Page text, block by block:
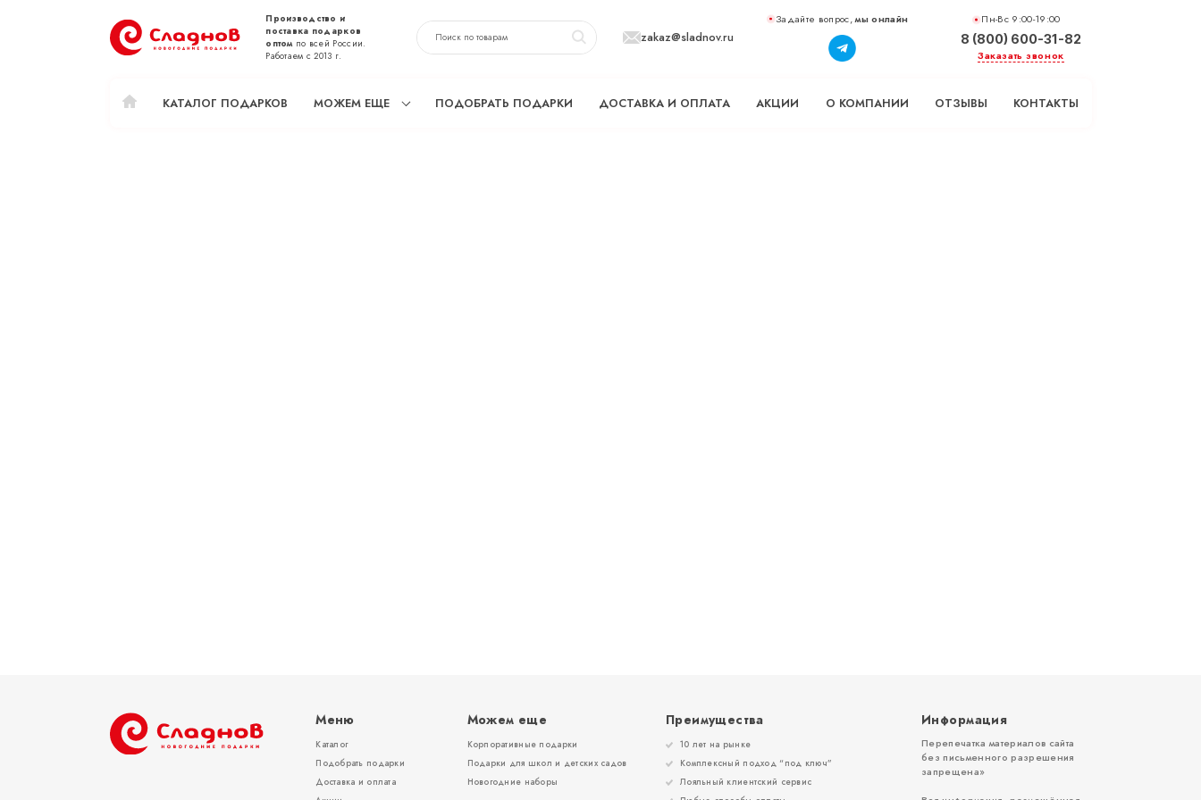
Производство и
поставка подарков
оптомпо всей России.
Работаем с 2013 г.
zakaz@sladnov.ru
Задайте вопрос,мы онлайн Пн-Вс 9:00-19:00
8 (800) 600-31-82
Заказать звонок
КАТАЛОГ ПОДАРКОВ МОЖЕМ ЕЩЕ ПОДОБРАТЬ ПОДАРКИ ДОСТАВКА И ОПЛАТА АКЦИИ О КОМПАНИИ ОТЗЫВЫ КОНТАКТЫ
Меню
Каталог
Подобрать подарки
Доставка и оплата
Можем еще
Корпоративные подарки
Подарки для школ и детских садов
Новогодние наборы
Преимущества
10 лет на рынке
Комплексный подход “под ключ”
Лояльный клиентский сервис
Информация
Перепечатка материалов сайта
без письменного разрешения
запрещена»